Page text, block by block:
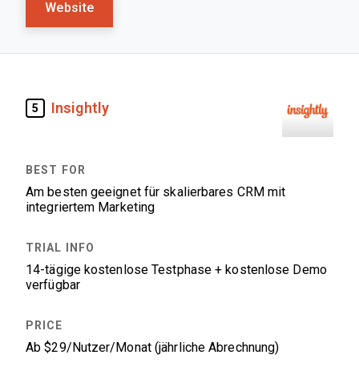
Website
5 Insightly
Am besten geeignet für skalierbares CRM mit
integriertem Marketing
14-tägige kostenlose Testphase + kostenlose Demo
verfügbar
Ab $29/Nutzer/Monat (jährliche Abrechnung)